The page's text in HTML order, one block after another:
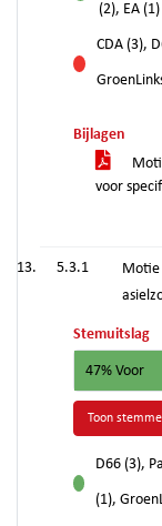
(2), EA (1)
tegen
CDA (3),
Bijlagen
voor
5.3.1
Motie
Stemuitslag
47% Voor
Toon
voor
D66 (3),
(1),